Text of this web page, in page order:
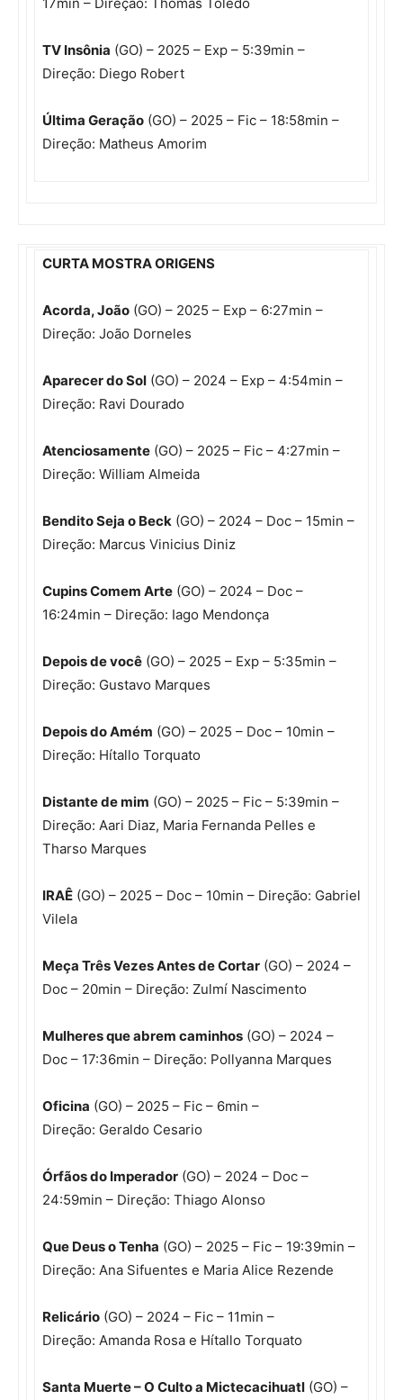
TV Insônia (GO) – 2025 – Exp – 5:39min –
Direção: Diego Robert
Última Geração (GO) – 2025 – Fic – 18:58min –
Direção: Matheus Amorim
CURTA MOSTRA ORIGENS
Acorda, João (GO) – 2025 – Exp – 6:27min –
Direção: João Dorneles
Aparecer do Sol (GO) – 2024 – Exp – 4:54min –
Direção: Ravi Dourado
Atenciosamente (GO) – 2025 – Fic – 4:27min –
Direção: William Almeida
Bendito Seja o Beck (GO) – 2024 – Doc – 15min –
Direção: Marcus Vinicius Diniz
Cupins Comem Arte (GO) – 2024 – Doc –
16:24min – Direção: Iago Mendonça
Depois de você (GO) – 2025 – Exp – 5:35min –
Direção: Gustavo Marques
Depois do Amém (GO) – 2025 – Doc – 10min –
Direção: Hítallo Torquato
Distante de mim (GO) – 2025 – Fic – 5:39min –
Direção: Aari Diaz, Maria Fernanda Pelles e
Tharso Marques
IRAÊ (GO) – 2025 – Doc – 10min – Direção: Gabriel
Vilela
Meça Três Vezes Antes de Cortar (GO) – 2024 –
Doc – 20min – Direção: Zulmí Nascimento
Mulheres que abrem caminhos (GO) – 2024 –
Doc – 17:36min – Direção: Pollyanna Marques
Oficina (GO) – 2025 – Fic – 6min –
Direção: Geraldo Cesario
Órfãos do Imperador (GO) – 2024 – Doc –
24:59min – Direção: Thiago Alonso
Que Deus o Tenha (GO) – 2025 – Fic – 19:39min –
Direção: Ana Sifuentes e Maria Alice Rezende
Relicário (GO) – 2024 – Fic – 11min –
Direção: Amanda Rosa e Hítallo Torquato
Santa Muerte – O Culto a Mictecacihuatl (GO) –